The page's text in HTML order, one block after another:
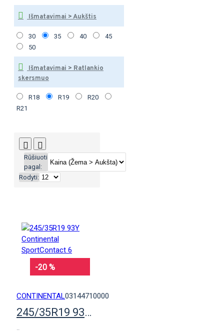
Išmatavimai > Aukštis
30 35 40
45
50
Išmatavimai > Ratlankio
skersmuo
R18 R19
R20
R21
Rūšiuoti
pagal:
Rodyti:
-20 %
CONTINENTAL03144710000
245/35R19 93Y Continental SportContact 6
..